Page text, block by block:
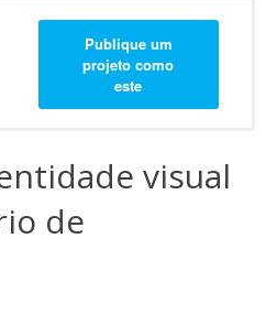
Publique um
projeto como
este
visual
de